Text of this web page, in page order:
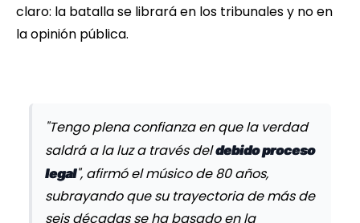
claro: la batalla se librará en los tribunales y no en
la opinión pública.
"Tengo plena confianza en que la verdad
saldrá a la luz a través deldebido proceso
legal", afirmó el músico de 80 años,
subrayando que su trayectoria de más de
seis décadas se ha basado en la